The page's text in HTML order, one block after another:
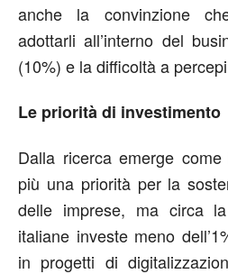
anche la convinzione
adottarli all’interno del
(10%) e la difficoltà a
Le priorità di investimento
Dalla ricerca emerge
più una priorità per la
delle imprese, ma circa
italiane investe meno
in progetti di